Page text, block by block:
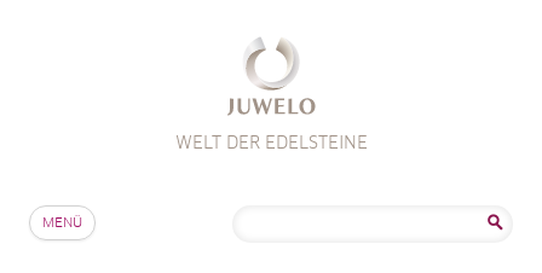
WELT DER EDELSTEINE
MENÜ